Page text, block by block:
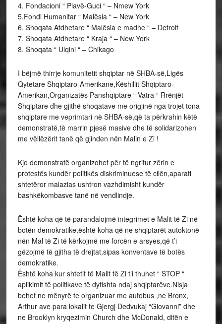
4. Fondacioni “ Plavë-Guci “ – Nmew York
5.Fondi Humanitar “ Malësia “ – New York
6. Shoqata Atdhetare “ Malësia e madhe “ – Detroit
7. Shoqata Atdhetare “ Kraja “ – New York
8. Shoqata “ Ulqini “ – Chikago
I bëjmë thirrje komunitetit shqiptar në SHBA-së,Ligës
Qytetare Shqiptaro-Amerikane,Këshillit Shqiptaro-
Amerikan,Organizatës Panshqiptare “ Vatra “ Rrënjët
Shqiptare dhe gjithë shoqatave me origjinë nga trojet tona
shqiptare me veprimtari në SHBA-së,që ta përkrahin këtë
demonstratë,të marrin pjesë masive dhe të solidarizohen
me vëllëzërit tanë që gjinden nën Malin e Zi !
Kjo demonstratë organizohet për të ngritur zërin e
protestës kundër politikës diskriminuese të cilën,aparati
shtetëror malazias ushtron vazhdimisht kundër
bashkëkombasve tanë në vendlindje.
Është koha që të parandalojmë integrimet e Malit të Zi në
botën demokratike,është koha që ne shqiptarët autoktonë
nën Mal të Zi të kërkojmë me forcën e arsyes,që t’i
gëzojmë të gjitha të drejtat,sipas konventave të botës
demokratike.
Është koha kur shtetit të Malit të Zi t’i thuhet “ STOP “
aplikimit të politikave të dyfishta ndaj shqiptarëve.Nisja
behet ne mënyrë te organizuar me autobus ,ne Bronx,
Arthur ave para lokalit te Gjergj Dedvukaj “Giovanni” dhe
ne Brooklyn kryqezimin Church dhe McDonald, ditën e